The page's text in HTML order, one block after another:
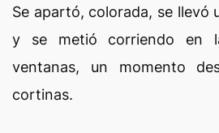
Se apartó, colorada, se llevó
y se metió corriendo en
ventanas, un momento
cortinas.